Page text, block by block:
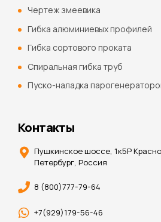
Чертеж змеевика
Гибка алюминиевых профилей
Гибка сортового проката
Спиральная гибка труб
Пуско-наладка
Контакты
Пушкинское шоссе, 1к5Р
Петербург, Россия
8 (800)777-79-64
+7(929)179-56-46